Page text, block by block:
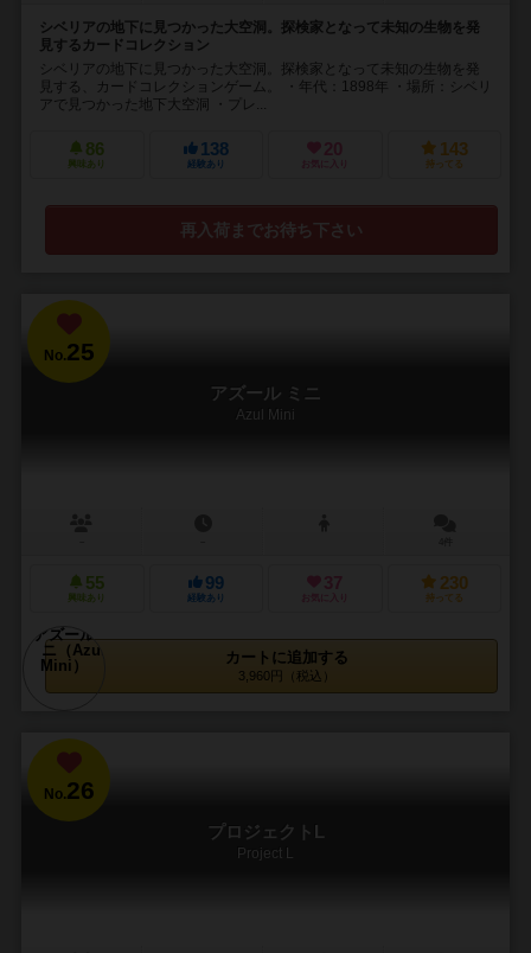
シベリアの地下に見つかった大空洞。探検家となって未知の生物を発
見するカードコレクション
シベリアの地下に見つかった大空洞。探検家となって未知の生物を発
見する、カードコレクションゲーム。 ・年代：1898年 ・場所：シベリ
アで見つかった地下大空洞 ・プレ...
86
興味あり
138
経験あり
20
お気に入り
143
持ってる
再入荷までお待ち下さい
No.25
アズール ミニ
Azul Mini
55
興味あり
99
経験あり
37
お気に入り
230
持ってる
カートに追加する
3,960円（税込）
No.26
プロジェクトL
Project L